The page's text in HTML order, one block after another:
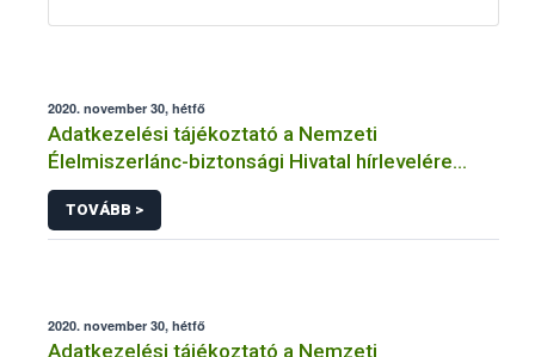
2020. november 30, hétfő
Adatkezelési tájékoztató a Nemzeti
Élelmiszerlánc-biztonsági Hivatal hírlevelére
történő regisztrációhoz kapcsolódó
adatkezelések vonatkozásában
TOVÁBB >
2020. november 30, hétfő
Adatkezelési tájékoztató a Nemzeti